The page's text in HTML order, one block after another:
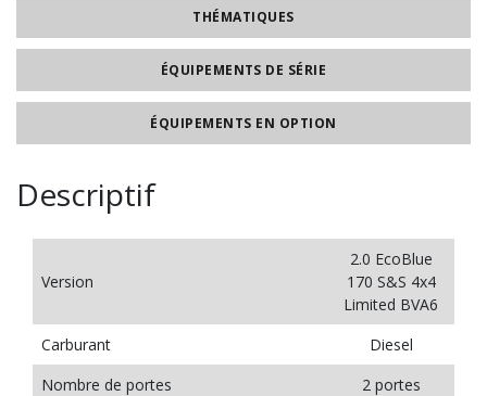
THÉMATIQUES
ÉQUIPEMENTS DE SÉRIE
ÉQUIPEMENTS EN OPTION
Descriptif
Version
2.0 EcoBlue
170 S&S 4x4
Limited BVA6
Carburant
Diesel
Nombre de portes
2 portes